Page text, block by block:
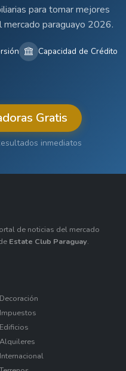
para tomar mejores
mercado paraguayo 2026.
Capacidad de Crédito
Gratis
inmediatos
de noticias del mercado
Estate Club Paraguay.
Decoración
Impuestos
Edificios
Alquileres
Internacional